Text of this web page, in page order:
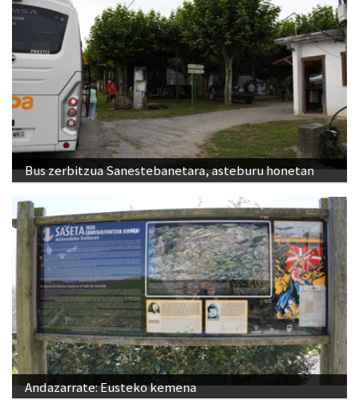
Bus zerbitzua Sanestebanetara, asteburu honetan
Andazarrate: Eusteko kemena